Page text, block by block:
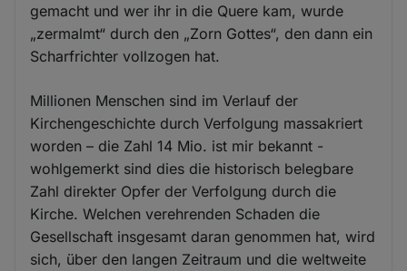
gemacht und wer ihr in die Quere kam, wurde
„zermalmt“ durch den „Zorn Gottes“, den dann ein
Scharfrichter vollzogen hat.
Millionen Menschen sind im Verlauf der
Kirchengeschichte durch Verfolgung massakriert
worden – die Zahl 14 Mio. ist mir bekannt -
wohlgemerkt sind dies die historisch belegbare
Zahl direkter Opfer der Verfolgung durch die
Kirche. Welchen verehrenden Schaden die
Gesellschaft insgesamt daran genommen hat, wird
sich, über den langen Zeitraum und die weltweite